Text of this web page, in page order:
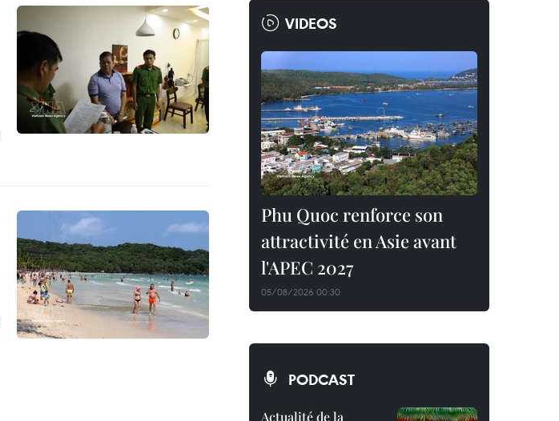
VIDEOS
Phu Quoc renforce son
attractivité en Asie avant
l'APEC 2027
05/08/2026 00:30
PODCAST
Actualité de la